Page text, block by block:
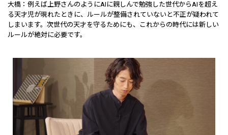
大橋：例えば上野さんのようにAIに親しんで勉強した世代からAIを超え
る天才児が現れたときに、ルールが整備されていないと不正が疑われて
しまいます。次世代の天才を守るためにも、これからの時代には新しい
ルールが絶対に必要です。